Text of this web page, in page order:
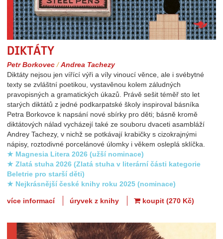
Petr Borkovec /Andrea Tachezy
Diktáty nejsou jen vířící výři a víly vinoucí věnce, ale i svébytné
texty se zvláštní poetikou, vystavěnou kolem záludných
pravopisných a gramatických úkazů. Právě sešit téměř sto let
starých diktátů z jedné podkarpatské školy inspiroval básníka
Petra Borkovce k napsání nové sbírky pro děti; básně kromě
diktátových nálad vycházejí také ze souboru dvaceti asambláží
Andrey Tachezy, v nichž se potkávají krabičky s cizokrajnými
nápisy, roztodivné porcelánové úlomky i věkem osleplá sklíčka.
★ Magnesia Litera 2026 (užší nominace)
★ Zlatá stuha 2026 (Zlatá stuha v literární části kategorie
Beletrie pro starší děti)
★ Nejkrásnější české knihy roku 2025 (nominace)
více informací úryvek z knihy koupit (270 Kč)